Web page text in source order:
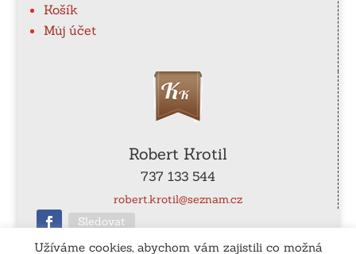
Košík
Můj účet
Robert Krotil
737 133 544
robert.krotil@seznam.cz
Sledovat
Užíváme cookies, abychom vám zajistili co možná